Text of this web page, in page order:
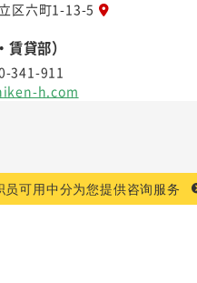
区六町1-13-5
貸部）
341-911
h.com
可用中分为您提供咨询服务